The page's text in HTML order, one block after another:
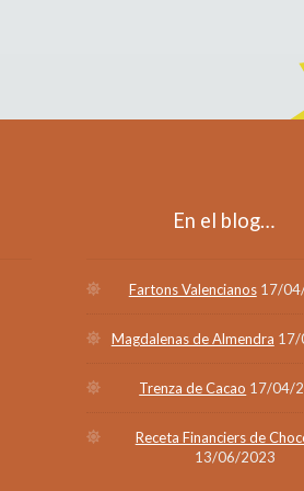
En el blog…
Fartons Valencianos 17/
Magdalenas de Almendra 17/
Trenza de Cacao 17/04/
Receta Financiers de
13/06/2023